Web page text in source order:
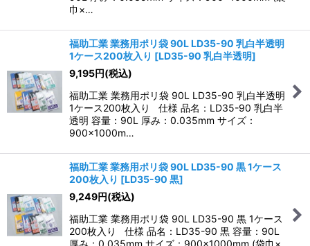
巾×…
福助工業 業務用ポリ袋 90L LD35-90 乳白半透明
1ケース200枚入り [LD35-90 乳白半透明]
9,195円(税込)
福助工業 業務用ポリ袋 90L LD35-90 乳白半透明
1ケース200枚入り 仕様 品名：LD35-90 乳白半
透明 容量：90L 厚み：0.035mm サイズ：
900×1000m…
福助工業 業務用ポリ袋 90L LD35-90 黒 1ケース
200枚入り [LD35-90 黒]
9,249円(税込)
福助工業 業務用ポリ袋 90L LD35-90 黒 1ケース
200枚入り 仕様 品名：LD35-90 黒 容量：90L
厚み：0.035mm サイズ：900×1000mm (袋巾×